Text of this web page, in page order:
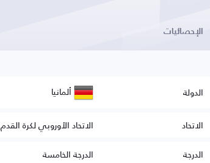
الإحصائيات
الدولة ألمانيا
الاتحاد
الاتحاد الأوروبي لكرة القدم
الدرجة
الدرجة الخامسة